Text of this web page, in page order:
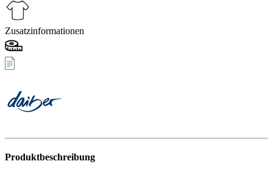
Zusatzinformationen
Produktbeschreibung